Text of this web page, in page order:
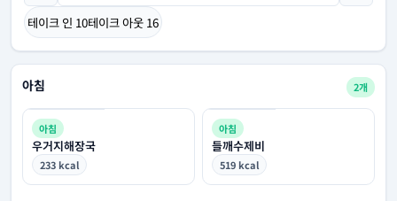
테이크 인 10테이크 아웃 16
아침 2개
아침
우거지해장국
233 kcal
아침
들깨수제비
519 kcal